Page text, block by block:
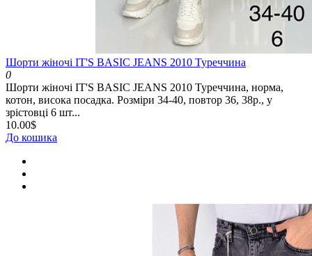
Шорти жіночі IT'S BASIC JEANS 2010 Туреччина
0
Шорти жіночі IT'S BASIC JEANS 2010 Туреччина, норма,
котон, висока посадка. Розміри 34-40, повтор 36, 38р., у
зрістовці 6 шт...
10.00$
До кошика